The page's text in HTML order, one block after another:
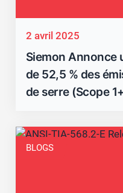
2 avril 2025
Siemon Annonce
de 52,5 % des
de serre (Scope
BLOGS